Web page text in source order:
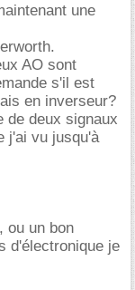
une
AO sont
s'il est
en inverseur?
de deux signaux
j'ai vu jusqu'à
ou un bon
d'électronique je